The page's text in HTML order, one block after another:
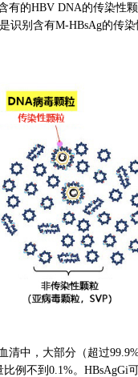
有的HBV DNA的传染性
识别含有M-HBsAg的传
清中，大部分（超过
例不到0.1%。HBsAgGi